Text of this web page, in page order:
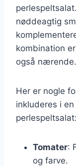
nøddeagtig
kombination
også nærende.
Her er nogle
inkluderes i
perlespeltsalat:
Tomater:
og farve.